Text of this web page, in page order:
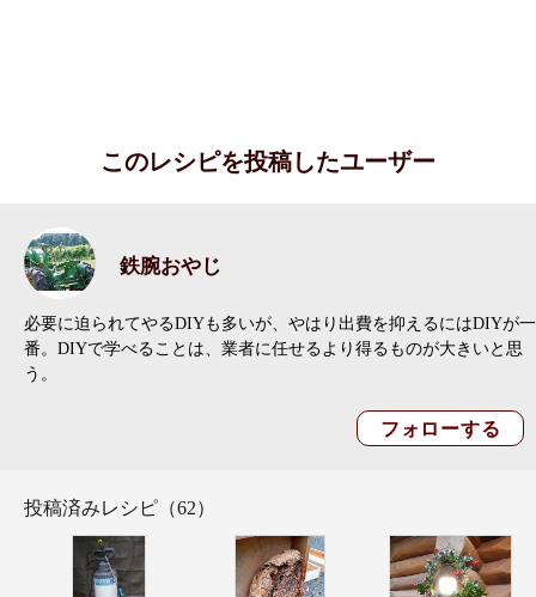
このレシピを投稿したユーザー
鉄腕おやじ
必要に迫られてやるDIYも多いが、やはり出費を抑えるにはDIYが一
番。DIYで学べることは、業者に任せるより得るものが大きいと思
う。
投稿済みレシピ（62）